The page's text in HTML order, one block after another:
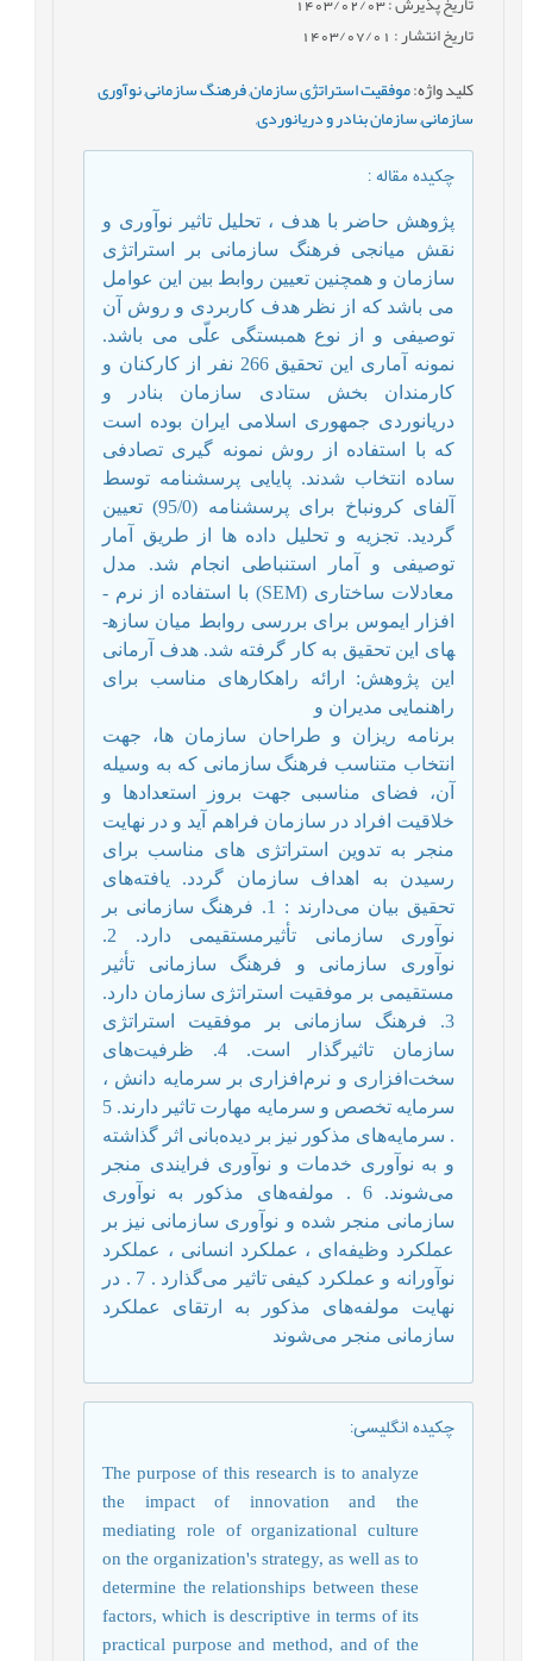
تاریخ انتشار : 1403/07/01
کلید واژه:موفقیت استراتژی سازمان,فرهنگ سازمانی,نوآوری
سازمانی,سازمان بنادر و دریانوردی,
چکیده مقاله:
پژوهش حاضر با هدف ، تحلیل تاثیر نوآوری و
نقش میانجی فرهنگ سازمانی بر استراتژی
سازمان و همچنین تعیین روابط بین این عوامل
می ­باشد که از نظر هدف کاربردی و روش آن
توصیفی و از نوع همبستگی علّی
می­ باشد.
نمونه آماری این تحقیق 266 نفر از کارکنان و
کارمندان بخش ستادی سازمان بنادر و
دریانوردی جمهوری اسلامی ایران بوده است
که با استفاده از روش نمونه ­گیری تصادفی
ساده انتخاب شدند. پایایی پرسشنامه توسط
آلفای کرونباخ برای پرسشنامه (95/0) تعیین
گردید. تجزیه و تحلیل داده ­ها از طریق آمار
توصیفی و آمار استنباطی انجام شد. مدل
معادلات ساختاری ( SEM) با استفاده از نرم ­
افزار ایموس برای بررسی روابط میان سازه­
های این تحقیق به کار گرفته شد. هدف آرمانی
این پژوهش: ارائه راهکارهای مناسب برای
راهنمایی مدیران و
برنامه­ ریزان و طراحان سازمان ­ها، جهت
انتخاب متناسب فرهنگ سازمانی که به وسیله
آن، فضای مناسبی جهت بروز استعدادها و
خلاقیت افراد در سازمان فراهم آید و در نهایت
منجر به تدوین استراتژی­ های مناسب برای
رسیدن به اهداف سازمان گردد. یافته‌های
تحقیق بیان می‌دارند : 1. فرهنگ سازمانی بر
نوآوری سازمانی تأثیرمستقیمی دارد. 2.
نوآوری سازمانی و فرهنگ سازمانی تأثیر
مستقیمی بر موفقیت استراتژی سازمان دارد.
3. فرهنگ سازمانی بر موفقیت استراتژی
سازمان تاثیرگذار است. 4. ظرفیت‌های
سخت‌افزاری و نرم‌افزاری بر سرمایه دانش ،
سرمایه تخصص و سرمایه مهارت تاثیر دارند. 5
. سرمایه‌های مذکور نیز بر دیده‌بانی اثر گذاشته
و به نوآوری خدمات و نوآوری فرایندی منجر
می‌شوند. 6 . مولفه‌های مذکور به نوآوری
سازمانی منجر شده و نوآوری سازمانی نیز بر
عملکرد وظیفه‌ای ، عملکرد انسانی ، عملکرد
نوآورانه و عملکرد کیفی تاثیر می‌گذارد . 7 . در
نهایت مولفه‌های مذکور به ارتقای عملکرد
سازمانی منجر می‌شوند
چکیده انگلیسی:
The purpose of this research is to analyze
the impact of innovation and the
mediating role of organizational culture
on the organization's strategy, as well as to
determine the relationships between these
factors, which is descriptive in terms of its
practical purpose and method, and of the